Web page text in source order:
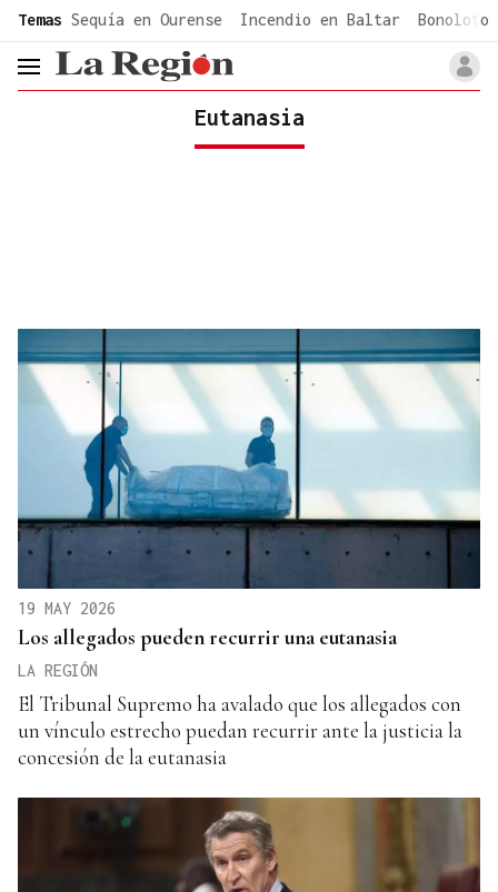
common.go-to-content
Temas Sequía en Ourense Incendio en Baltar Bonoloto
header.menu.open
Eutanasia
19 MAY 2026
Los allegados pueden recurrir una eutanasia
LA REGIÓN
El Tribunal Supremo ha avalado que los allegados con
un vínculo estrecho puedan recurrir ante la justicia la
concesión de la eutanasia